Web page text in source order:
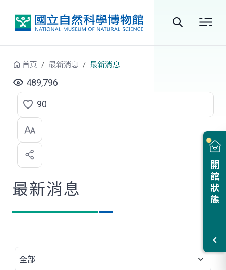
尋
開館狀態
首頁 最新消息 最新消息
489,796
點
選
喜
歡
90
最新消息